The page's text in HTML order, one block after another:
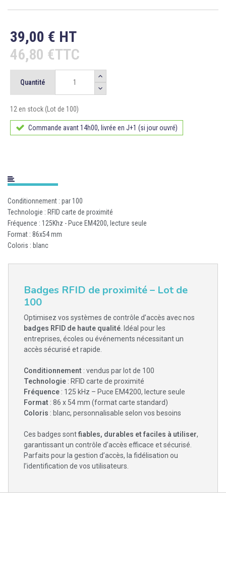
39,00 € HT
46,80 €TTC
Quantité
12 en stock (Lot de 100)
Commande avant 14h00, livrée en J+1 (si jour ouvré)
Conditionnement : par 100
Technologie : RFID carte de proximité
Fréquence : 125Khz - Puce EM4200, lecture seule
Format : 86x54 mm
Coloris : blanc
Badges RFID de proximité – Lot de
100
Optimisez vos systèmes de contrôle d’accès avec nos
badges RFID de haute qualité . Idéal pour les
entreprises, écoles ou événements nécessitant un
accès sécurisé et rapide.
Conditionnement : vendus par lot de 100
Technologie : RFID carte de proximité
Fréquence : 125 kHz – Puce EM4200, lecture seule
Format : 86 x 54 mm (format carte standard)
Coloris : blanc, personnalisable selon vos besoins
Ces badges sontfiables, durables et faciles à utiliser,
garantissant un contrôle d’accès efficace et sécurisé.
Parfaits pour la gestion d’accès, la fidélisation ou
l’identification de vos utilisateurs.